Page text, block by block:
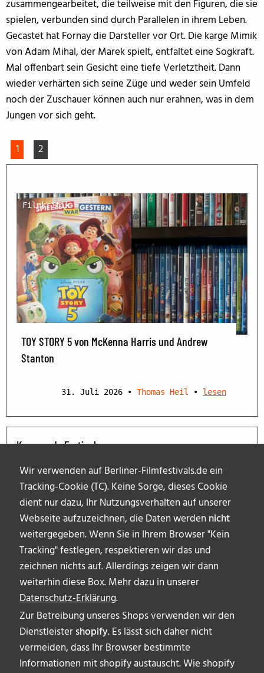
Wir verwenden auf Berliner-Filmfestivals.de ein
Tracking-Cookie (TC). Keine Sorge, dieses Cookie
dient nur dazu, Ihr Nutzungsverhalten auf unserer
Webseite aufzuzeichnen, die Daten werden nicht
weitergegeben. Wenn Sie in Ihrem Browser "Kein
Tracking" festlegen, respektieren wir das und
zeichnen nichts auf. Allerdings zeigen wir dann
weiterhin diese Box. Mehr dazu in unserer
Datenschutz-Erklärung.
Zur Betreibung unseres Shops verwenden wir den
Dienstleistershopify. Es lässt sich daher nicht
vermeiden, dass Ihr Browser bestimmte
Informationen mit shopify austauscht. Wie shopify
zusammengearbeitet, die teilweise mit den Figuren, die sie
spielen, verbunden sind durch Parallelen in ihrem Leben.
Gecastet hat Fornay die Darsteller vor Ort. Die karge Mimik
von Adam Mihal, der Marek spielt, entfaltet eine Sogkraft.
Mal offenbart sein Gesicht eine tiefe Verletztheit. Dann
wieder verhärten sich seine Züge und weder sein Umfeld
noch der Zuschauer können auch nur erahnen, was in dem
Jungen vor sich geht.
1 2
Filmkritik
TOY STORY 5 von McKenna Harris und Andrew
Stanton
31. Juli 2026 • Thomas Heil • lesen
Kommende Festivals
ÜBER UNS